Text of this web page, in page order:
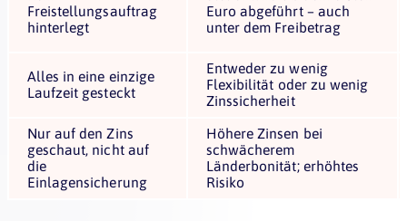
Freistellungsauftrag
hinterlegt
Euro abgeführt – auch
unter dem Freibetrag
Alles in eine einzige
Laufzeit gesteckt
Entweder zu wenig
Flexibilität oder zu wenig
Zinssicherheit
Nur auf den Zins
geschaut, nicht auf
die
Einlagensicherung
Höhere Zinsen bei
schwächerem
Länderbonität; erhöhtes
Risiko